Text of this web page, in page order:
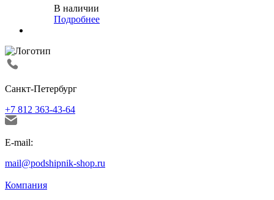
В наличии
Подробнее
Санкт-Петербург
+7 812 363-43-64
E-mail:
mail@podshipnik-shop.ru
Компания